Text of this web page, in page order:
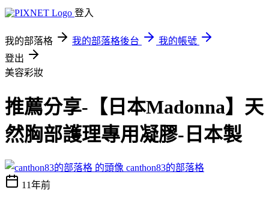
登入
我的部落格 我的部落格後台
我的帳號
登出
美容彩妝
推薦分享-【日本Madonna】天
然胸部護理專用凝膠-日本製
canthon83的部落格
11年前